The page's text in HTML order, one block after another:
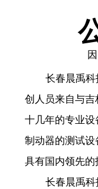
长春晨禹科
创人员来自与
十几年的专业
制动器的测试设
具有国内领先的
长春晨禹科技